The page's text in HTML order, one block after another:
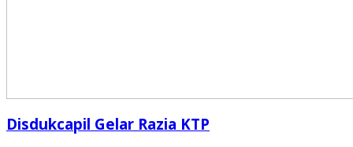
Disdukcapil Gelar Razia KTP